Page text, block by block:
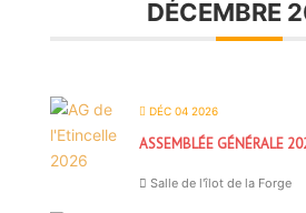
DÉCEMBRE
DÉC 04 2026
ASSEMBLÉE GÉNÉRALE
Salle de l'îlot de la Forge